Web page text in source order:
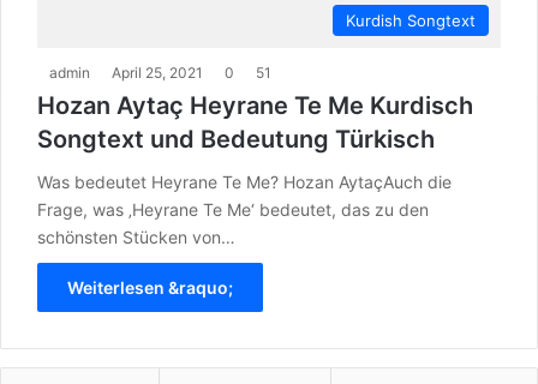
Kurdish Songtext
admin April 25, 2021 0 51
Hozan Aytaç Heyrane Te Me Kurdisch
Songtext und Bedeutung Türkisch
Was bedeutet Heyrane Te Me? Hozan AytaçAuch die
Frage, was ‚Heyrane Te Me‘ bedeutet, das zu den
schönsten Stücken von…
Weiterlesen &raquo;